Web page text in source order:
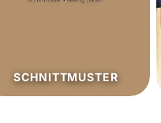
SALE%